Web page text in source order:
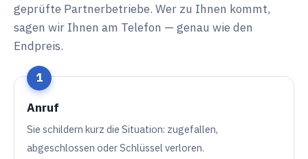
geprüfte Partnerbetriebe. Wer zu Ihnen kommt,
sagen wir Ihnen am Telefon — genau wie den
Endpreis.
Anruf
Sie schildern kurz die Situation: zugefallen,
abgeschlossen oder Schlüssel verloren.